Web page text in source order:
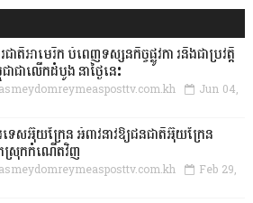
ារជាតិអាមេរិក បំពេញទស្សនកិច្ចផ្លូវកា រនិងជាប្រវត្តិ
ាជាលើកដំបូង នាថ្ងៃនេះ
Jun 04,
បរទេសអ៊ុយក្រែន អំពាវនាវឱ្យជនជាតិអ៊ុយក្រែន
រុកកំណើតវិញ
Feb 29,